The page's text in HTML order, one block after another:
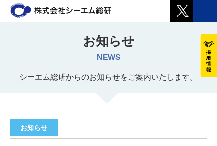
お知らせ
NEWS
シーエム総研からのお知らせをご案内いたします。
お知らせ